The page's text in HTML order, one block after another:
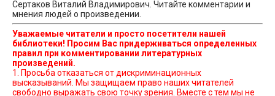
Сертаков Виталий Владимирович. Читайте комментарии и
мнения людей о произведении.
Уважаемые читатели и просто посетители нашей
библиотеки! Просим Вас придерживаться определенных
правил при комментировании литературных
произведений.
1. Просьба отказаться от дискриминационных
высказываний. Мы защищаем право наших читателей
свободно выражать свою точку зрения. Вместе с тем мы не